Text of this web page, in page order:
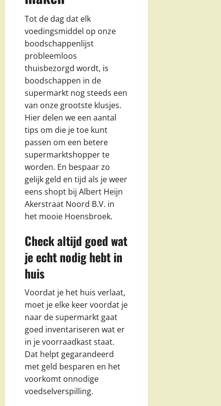
Tot de dag dat elk
voedingsmiddel op onze
boodschappenlijst
probleemloos
thuisbezorgd wordt, is
boodschappen in de
supermarkt nog steeds een
van onze grootste klusjes.
Hier delen we een aantal
tips om die je toe kunt
passen om een betere
supermarktshopper te
worden. En bespaar zo
gelijk geld en tijd als je weer
eens shopt bij Albert Heijn
Akerstraat Noord B.V. in
het mooie Hoensbroek.
Check altijd goed wat
je echt nodig hebt in
huis
Voordat je het huis verlaat,
moet je elke keer voordat je
naar de supermarkt gaat
goed inventariseren wat er
in je voorraadkast staat.
Dat helpt gegarandeerd
met geld besparen en het
voorkomt onnodige
voedselverspilling.